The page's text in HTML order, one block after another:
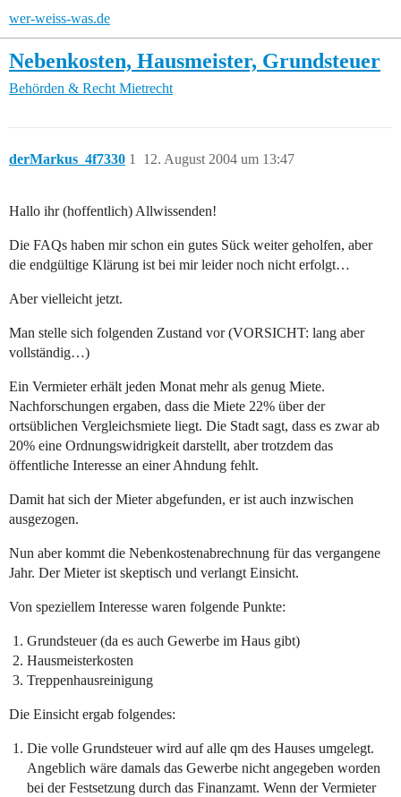
wer-weiss-was.de
Nebenkosten, Hausmeister, Grundsteuer
Behörden & Recht Mietrecht
derMarkus_4f7330 12. August 2004 um 13:47
1
Hallo ihr (hoffentlich) Allwissenden!
Die FAQs haben mir schon ein gutes Sück weiter geholfen, aber
die endgültige Klärung ist bei mir leider noch nicht erfolgt…
Aber vielleicht jetzt.
Man stelle sich folgenden Zustand vor (VORSICHT: lang aber
vollständig…)
Ein Vermieter erhält jeden Monat mehr als genug Miete.
Nachforschungen ergaben, dass die Miete 22% über der
ortsüblichen Vergleichsmiete liegt. Die Stadt sagt, dass es zwar ab
20% eine Ordnungswidrigkeit darstellt, aber trotzdem das
öffentliche Interesse an einer Ahndung fehlt.
Damit hat sich der Mieter abgefunden, er ist auch inzwischen
ausgezogen.
Nun aber kommt die Nebenkostenabrechnung für das vergangene
Jahr. Der Mieter ist skeptisch und verlangt Einsicht.
Von speziellem Interesse waren folgende Punkte:
Grundsteuer (da es auch Gewerbe im Haus gibt)
Hausmeisterkosten
Treppenhausreinigung
Die Einsicht ergab folgendes:
Die volle Grundsteuer wird auf alle qm des Hauses umgelegt.
Angeblich wäre damals das Gewerbe nicht angegeben worden
bei der Festsetzung durch das Finanzamt. Wenn der Vermieter